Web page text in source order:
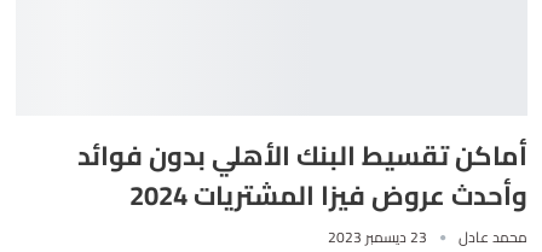
أماكن تقسيط البنك الأهلي بدون فوائد
وأحدث عروض فيزا المشتريات 2024
محمد عادل 23 ديسمبر 2023